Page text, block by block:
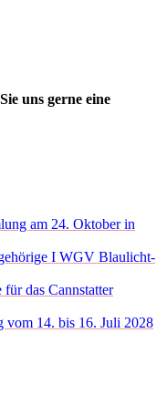
uns gerne eine
am 24. Oktober in
I WGV Blaulicht-
das Cannstatter
vom 14. bis 16. Juli 2028